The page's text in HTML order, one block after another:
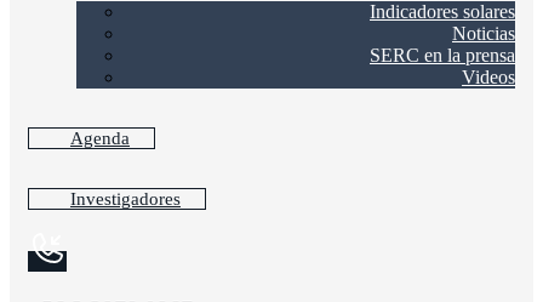
Indicadores solares
Noticias
SERC en la prensa
Videos
Agenda
Investigadores